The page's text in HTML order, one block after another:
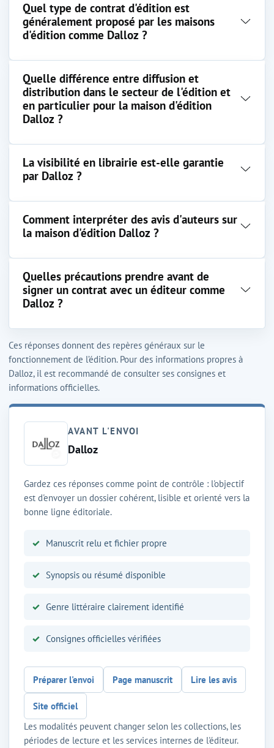
Quel type de contrat d'édition est
généralement proposé par les maisons
d'édition comme Dalloz ?
Quelle différence entre diffusion et
distribution dans le secteur de l'édition et
en particulier pour la maison d'édition
Dalloz ?
La visibilité en librairie est-elle garantie
par Dalloz ?
Comment interpréter des avis d'auteurs sur
la maison d'édition Dalloz ?
Quelles précautions prendre avant de
signer un contrat avec un éditeur comme
Dalloz ?
Ces réponses donnent des repères généraux sur le
fonctionnement de l’édition. Pour des informations propres à
Dalloz, il est recommandé de consulter ses consignes et
informations officielles.
AVANT L'ENVOI
Dalloz
Gardez ces réponses comme point de contrôle : l'objectif
est d'envoyer un dossier cohérent, lisible et orienté vers la
bonne ligne éditoriale.
Manuscrit relu et fichier propre
Synopsis ou résumé disponible
Genre littéraire clairement identifié
Consignes officielles vérifiées
Préparer l'envoi Page manuscrit Lire les avis
Site officiel
Les modalités peuvent changer selon les collections, les
périodes de lecture et les services internes de l'éditeur.